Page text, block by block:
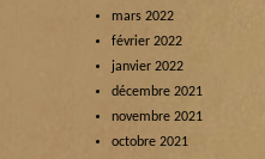
mars 2022
février 2022
janvier 2022
décembre 2021
novembre 2021
octobre 2021